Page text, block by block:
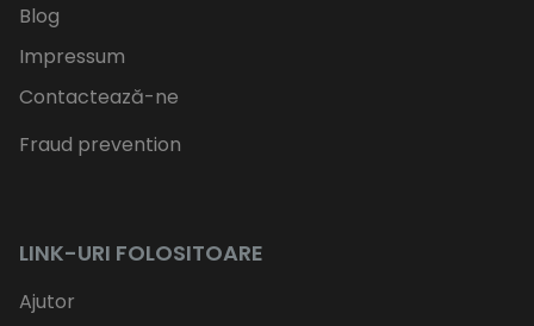
Blog
Impressum
Contactează-ne
Fraud prevention
LINK-URI FOLOSITOARE
Ajutor